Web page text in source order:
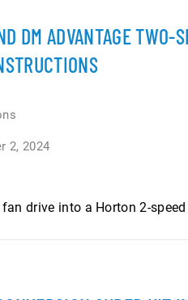
DM ADVANTAGE TWO-
2, 2024
drive into a Horton 2-speed